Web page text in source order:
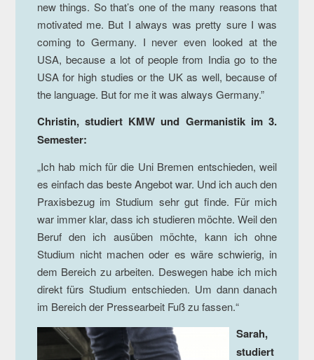
new things. So that’s one of the many reasons that
motivated me. But I always was pretty sure I was
coming to Germany. I never even looked at the
USA, because a lot of people from India go to the
USA for high studies or the UK as well, because of
the language. But for me it was always Germany.”
Christin, studiert KMW und Germanistik im 3.
Semester:
„Ich hab mich für die Uni Bremen entschieden, weil
es einfach das beste Angebot war. Und ich auch den
Praxisbezug im Studium sehr gut finde. Für mich
war immer klar, dass ich studieren möchte. Weil den
Beruf den ich ausüben möchte, kann ich ohne
Studium nicht machen oder es wäre schwierig, in
dem Bereich zu arbeiten. Deswegen habe ich mich
direkt fürs Studium entschieden. Um dann danach
im Bereich der Pressearbeit Fuß zu fassen.“
Sarah,
studiert